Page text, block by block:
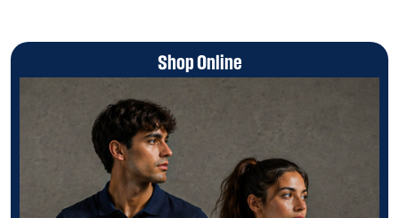
Shop Online